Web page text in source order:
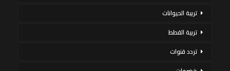
تربية الحيوانات
تربية القطط
تردد قنوات